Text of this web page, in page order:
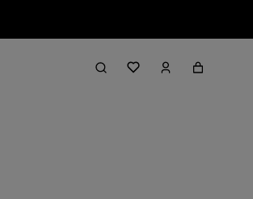
Filter & Sort